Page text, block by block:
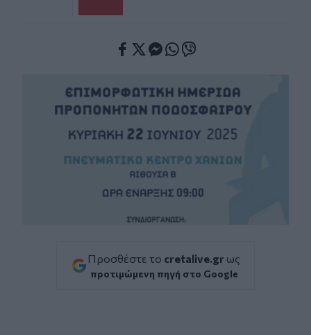
Προσθέστε το cretalive.gr ως
προτιμώμενη πηγή στο Google